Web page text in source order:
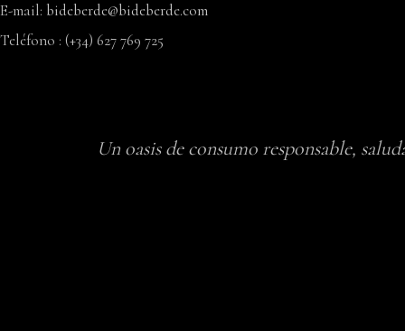
E-mail: bideberde@bideberde.com
Teléfono : (+34) 627 769 725
Un oasis de consumo responsable,